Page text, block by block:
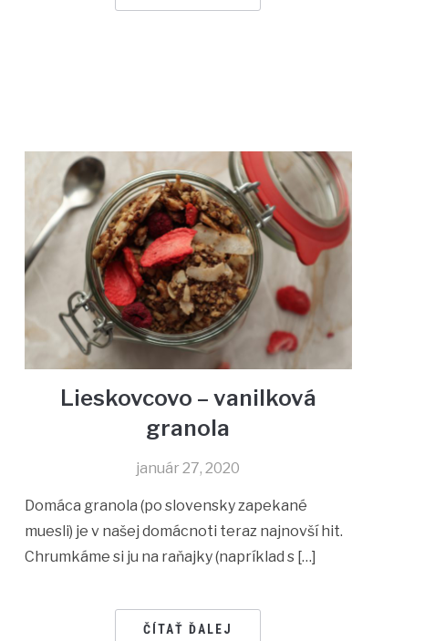
Lieskovcovo – vanilková
granola
január 27, 2020
Domáca granola (po slovensky zapekané
muesli) je v našej domácnoti teraz najnovší hit.
Chrumkáme si ju na raňajky (napríklad s […]
ČÍTAŤ ĎALEJ